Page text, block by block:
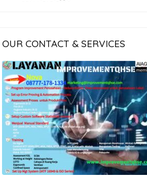
OUR CONTACT & SERVICES